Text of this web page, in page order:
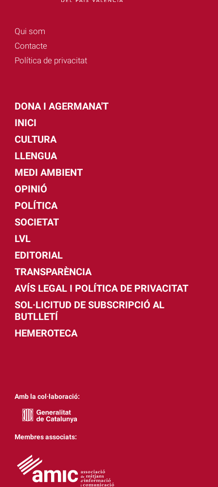
Qui som
Contacte
Política de privacitat
DONA I AGERMANA'T
INICI
CULTURA
LLENGUA
MEDI AMBIENT
OPINIÓ
POLÍTICA
SOCIETAT
LVL
EDITORIAL
TRANSPARÈNCIA
AVÍS LEGAL I POLÍTICA DE PRIVACITAT
SOL·LICITUD DE SUBSCRIPCIÓ AL
BUTLLETÍ
HEMEROTECA
Amb la col·laboració:
Membres associats: